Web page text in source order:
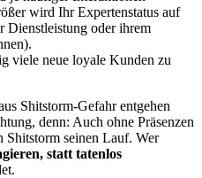
wird Ihr Expertenstatus auf
Dienstleistung oder ihrem
viele neue loyale Kunden zu
Shitstorm-Gefahr entgehen
denn: Auch ohne Präsenzen
Shitstorm seinen Lauf. Wer
statt tatenlos